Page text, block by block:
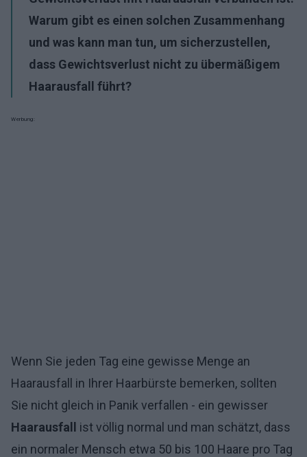
Warum gibt es einen solchen Zusammenhang
und was kann man tun, um sicherzustellen,
dass Gewichtsverlust nicht zu übermäßigem
Haarausfall führt?
Werbung:
Wenn Sie jeden Tag eine gewisse Menge an
Haarausfall in Ihrer Haarbürste bemerken, sollten
Sie nicht gleich in Panik verfallen - ein gewisser
Haarausfall ist völlig normal und man schätzt, dass
ein normaler Mensch etwa 50 bis 100 Haare pro Tag